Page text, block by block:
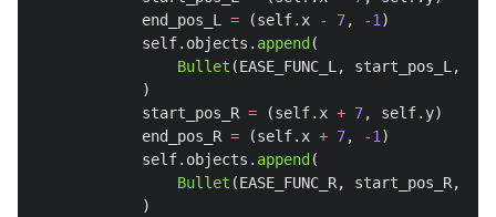
end_pos_L
= (self. x - 7, -1 )
self. objects . append (
Bullet (EASE_FUNC_L , start_pos_L ,
)
start_pos_R = (self. x + 7, self. y)
end_pos_R = (self. x + 7, -1 )
self. objects . append (
Bullet (EASE_FUNC_R, start_pos_R,
)